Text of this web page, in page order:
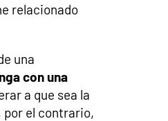
relacionado
una
con una
a que sea la
por el contrario,